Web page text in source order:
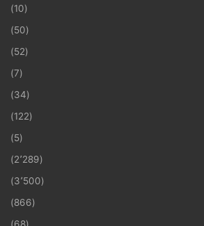
(10)
(50)
(52)
(7)
(34)
(122)
(5)
(2٬289)
(3٬500)
(866)